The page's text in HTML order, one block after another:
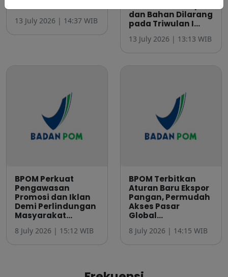
13 July 2026 | 14:37 WIB
dan Bahan Dilarang
pada Triwulan I...
13 July 2026 | 13:13 WIB
BPOM Perkuat
Pengawasan
Promosi dan Iklan
Demi Perlindungan
Masyarakat...
8 July 2026 | 15:12 WIB
BPOM Terbitkan
Aturan Baru Ekspor
Pangan, Permudah
Akses Pasar
Global...
8 July 2026 | 14:15 WIB